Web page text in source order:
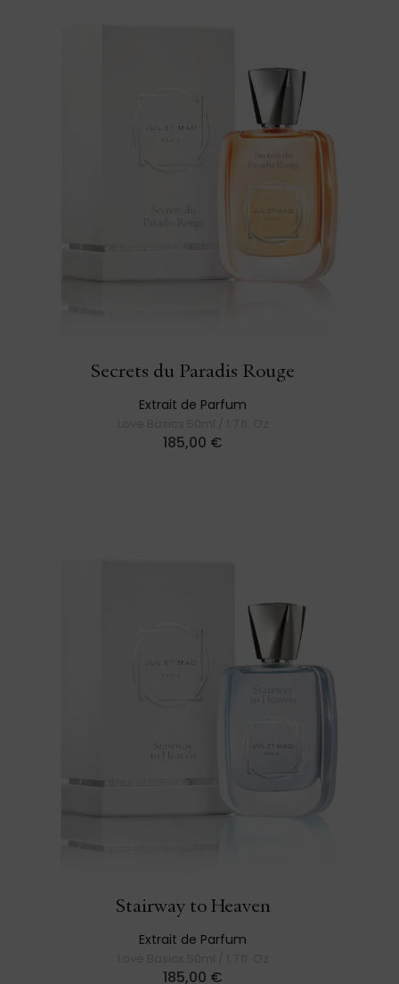
Secrets du Paradis Rouge
Extrait de Parfum
185,00 €
Stairway to Heaven
Extrait de Parfum
185,00 €